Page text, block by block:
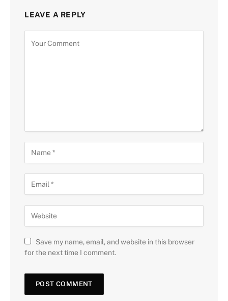
LEAVE A REPLY
Save my name, email, and website in this browser
for the next time I comment.